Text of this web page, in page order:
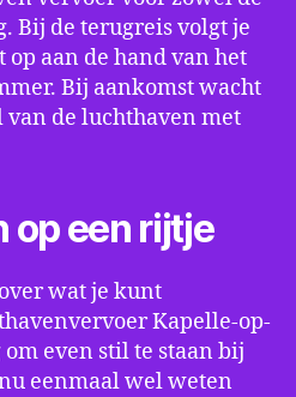
Bij de terugreis volgt je
aan de hand van het
Bij aankomst wacht
de luchthaven met
op een rijtje
wat je kunt
Kapelle-op-
even stil te staan bij
eenmaal wel weten